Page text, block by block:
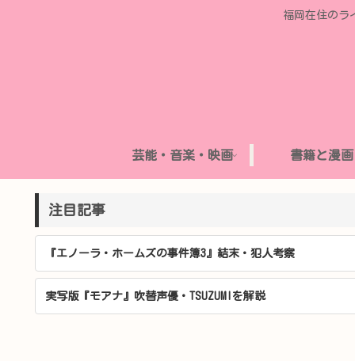
福岡在住のラ
芸能・音楽・映画 書籍と漫画
注目記事
『エノーラ・ホームズの事件簿3』結末・犯人考察
実写版『モアナ』吹替声優・TSUZUMIを解説